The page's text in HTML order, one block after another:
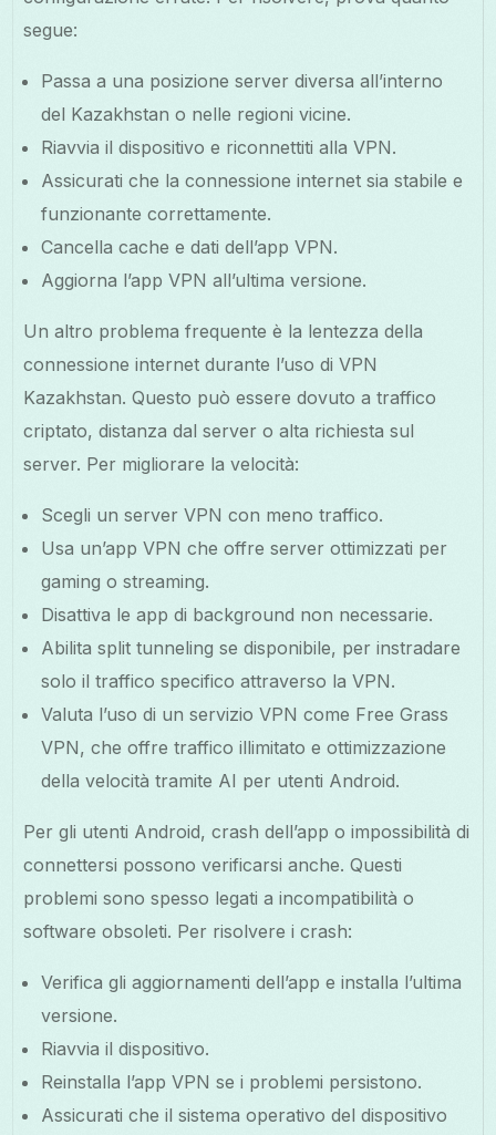
segue:
Passa a una posizione server diversa all’interno
del Kazakhstan o nelle regioni vicine.
Riavvia il dispositivo e riconnettiti alla VPN.
Assicurati che la connessione internet sia stabile e
funzionante correttamente.
Cancella cache e dati dell’app VPN.
Aggiorna l’app VPN all’ultima versione.
Un altro problema frequente è la lentezza della
connessione internet durante l’uso di VPN
Kazakhstan. Questo può essere dovuto a traffico
criptato, distanza dal server o alta richiesta sul
server. Per migliorare la velocità:
Scegli un server VPN con meno traffico.
Usa un’app VPN che offre server ottimizzati per
gaming o streaming.
Disattiva le app di background non necessarie.
Abilita split tunneling se disponibile, per instradare
solo il traffico specifico attraverso la VPN.
Valuta l’uso di un servizio VPN come Free Grass
VPN, che offre traffico illimitato e ottimizzazione
della velocità tramite AI per utenti Android.
Per gli utenti Android, crash dell’app o impossibilità di
connettersi possono verificarsi anche. Questi
problemi sono spesso legati a incompatibilità o
software obsoleti. Per risolvere i crash:
Verifica gli aggiornamenti dell’app e installa l’ultima
versione.
Riavvia il dispositivo.
Reinstalla l’app VPN se i problemi persistono.
Assicurati che il sistema operativo del dispositivo